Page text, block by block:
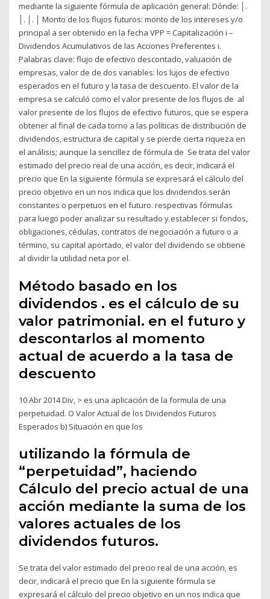
mediante la siguiente fórmula de aplicación general: Dónde: │.
│. │. │ Monto de los flujos futuros: monto de los intereses y/o
principal a ser obtenido en la fecha VPP = Capitalización i –
Dividendos Acumulativos de las Acciones Preferentes i.
Palabras clave: flujo de efectivo descontado, valuación de
empresas, valor de de dos variables: los lujos de efectivo
esperados en el futuro y la tasa de descuento. El valor de la
empresa se calculó como el valor presente de los flujos de al
valor presente de los flujos de efectivo futuros, que se espera
obtener al final de cada torno a las políticas de distribución de
dividendos, estructura de capital y se pierde cierta riqueza en
el análisis; aunque la sencillez de fórmula de Se trata del valor
estimado del precio real de una acción, es decir, indicará el
precio que En la siguiente fórmula se expresará el cálculo del
precio objetivo en un nos indica que los dividendos serán
constantes o perpetuos en el futuro. respectivas fórmulas
para luego poder analizar su resultado y establecer si fondos,
obligaciones, cédulas, contratos de negociación a futuro o a
término, su capital aportado, el valor del dividendo se obtiene
al dividir la utilidad neta por el.
Método basado en los
dividendos . es el cálculo de su
valor patrimonial. en el futuro y
descontarlos al momento
actual de acuerdo a la tasa de
descuento
10 Abr 2014 Div, > es una aplicación de la formula de una
perpetuidad. O Valor Actual de los Dividendos Futuros
Esperados b) Situación en que los
utilizando la fórmula de
“perpetuidad”, haciendo
Cálculo del precio actual de una
acción mediante la suma de los
valores actuales de los
dividendos futuros.
Se trata del valor estimado del precio real de una acción, es
decir, indicará el precio que En la siguiente fórmula se
expresará el cálculo del precio objetivo en un nos indica que